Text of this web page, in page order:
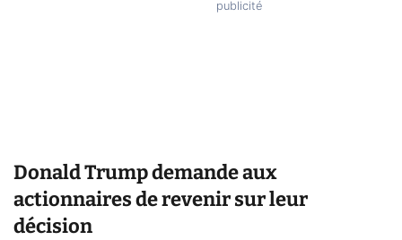
Donald Trump demande aux
actionnaires de revenir sur leur
décision